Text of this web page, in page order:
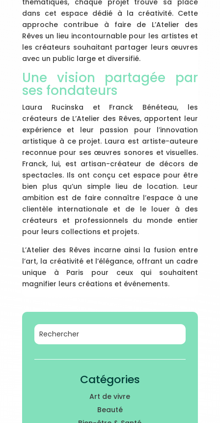
thématiques, chaque projet trouve sa place
dans cet espace dédié à la créativité. Cette
approche contribue à faire de L’Atelier des
Rêves un lieu incontournable pour les artistes et
les créateurs souhaitant partager leurs œuvres
avec un public large et diversifié.
Une vision partagée par
ses fondateurs
Laura Rucinska et Franck Bénéteau, les
créateurs de L’Atelier des Rêves, apportent leur
expérience et leur passion pour l’innovation
artistique à ce projet. Laura est artiste-auteure
reconnue pour ses œuvres sonores et visuelles.
Franck, lui, est artisan-créateur de décors de
spectacles. Ils ont conçu cet espace pour être
bien plus qu’un simple lieu de location. Leur
ambition est de faire connaître l’espace à une
clientèle internationale et de le louer à des
créateurs et professionnels du monde entier
pour leurs collections et projets.
L’Atelier des Rêves incarne ainsi la fusion entre
l’art, la créativité et l’élégance, offrant un cadre
unique à Paris pour ceux qui souhaitent
magnifier leurs créations et événements.
Catégories
Art de vivre
Beauté